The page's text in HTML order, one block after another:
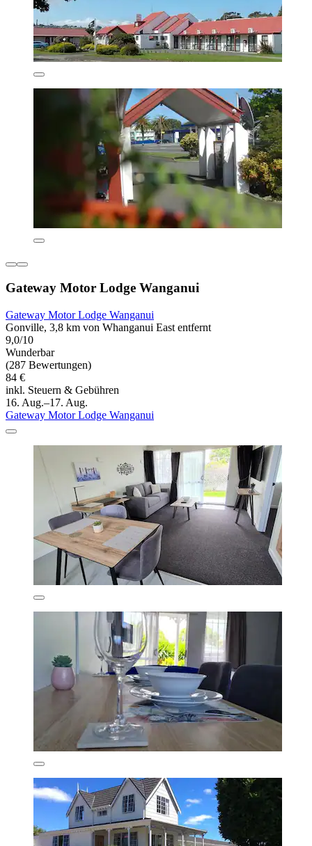
Gateway Motor Lodge Wanganui
Gateway Motor Lodge Wanganui
Gonville, 3,8 km von Whanganui East entfernt
9,0/10
Wunderbar
(287 Bewertungen)
84 €
inkl. Steuern & Gebühren
16. Aug.–17. Aug.
Gateway Motor Lodge Wanganui